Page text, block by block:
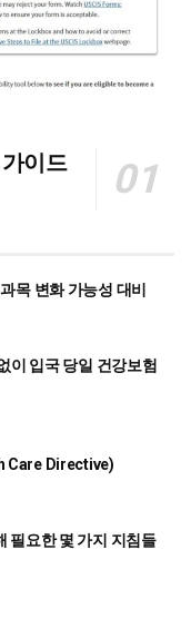
이드
목 변화 가능성 대비
이 입국 당일 건강보험
Care Directive)
필요한 몇 가지 지침들